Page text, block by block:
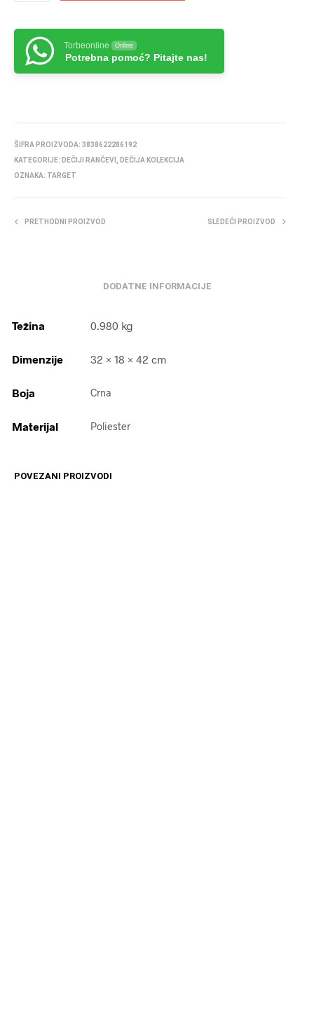
Torbeonline Online
Potrebna pomoć? Pitajte nas!
ŠIFRA PROIZVODA: 3838622286192
KATEGORIJE: DEČIJI RANČEVI
DEČIJA KOLEKCIJA
OZNAKA: TARGET
PRETHODNI PROIZVOD SLEDEĆI PROIZVOD
DODATNE INFORMACIJE
Težina 0.980 kg
Dimenzije 32 × 18 × 42 cm
Boja Crna
Materijal Poliester
POVEZANI PROIZVODI